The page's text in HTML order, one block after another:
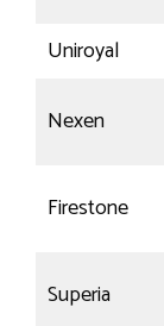
Uniroyal
Nexen
Firestone
Superia